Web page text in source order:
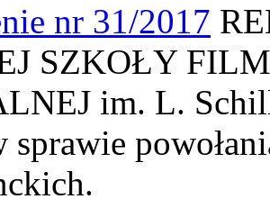
nr 31/2017
SZKOŁY
im. L.
sprawie